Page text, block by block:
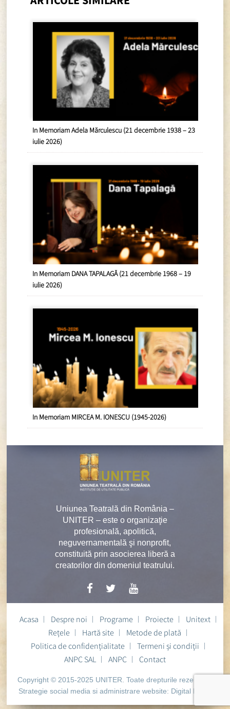
In Memoriam Adela Mărculescu (21 decembrie 1938 – 23
iulie 2026)
In Memoriam DANA TAPALAGĂ (21 decembrie 1968 – 19
iulie 2026)
In Memoriam MIRCEA M. IONESCU (1945-2026)
Uniunea Teatrală din România –
UNITER – este o organizaţie
profesională, apolitică,
neguvernamentală şi nonprofit,
constituită prin asocierea liberă a
creatorilor din domeniul teatrului.
Acasa Despre noi Programe Proiecte
Unitext
Rețele
Hartă site
Metode de plată
Politica de confidențialitate
Termeni și condiții
ANPC SAL
ANPC Contact
Copyright © 2015-2025 UNITER. Toate drepturile rezervate.
Strategie social media si administrare website: Digital Heart